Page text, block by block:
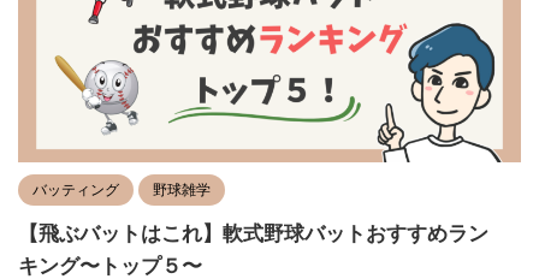
バッティング 野球雑学
【飛ぶバットはこれ】軟式野球バットおすすめラン
キング〜トップ５〜